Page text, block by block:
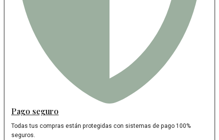
Pago seguro
Todas tus compras están protegidas con sistemas de pago 100%
seguros.